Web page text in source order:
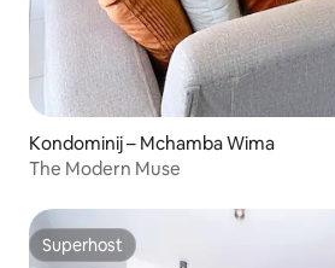
Kondominij – Mchamba Wima
The Modern Muse
Superhost
Superhost